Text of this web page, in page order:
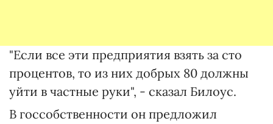
"Если все эти предприятия взять за сто
процентов, то из них добрых 80 должны
уйти в частные руки", - сказал Билоус.
В госсобственности он предложил